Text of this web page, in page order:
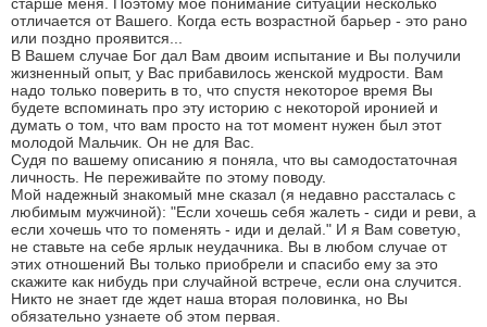
старше меня. Поэтому мое понимание ситуации несколько
отличается от Вашего. Когда есть возрастной барьер - это рано
или поздно проявится...
В Вашем случае Бог дал Вам двоим испытание и Вы получили
жизненный опыт, у Вас прибавилось женской мудрости. Вам
надо только поверить в то, что спустя некоторое время Вы
будете вспоминать про эту историю с некоторой иронией и
думать о том, что вам просто на тот момент нужен был этот
молодой Мальчик. Он не для Вас.
Судя по вашему описанию я поняла, что вы самодостаточная
личность. Не переживайте по этому поводу.
Мой надежный знакомый мне сказал (я недавно рассталась с
любимым мужчиной): "Если хочешь себя жалеть - сиди и реви, а
если хочешь что то поменять - иди и делай." И я Вам советую,
не ставьте на себе ярлык неудачника. Вы в любом случае от
этих отношений Вы только приобрели и спасибо ему за это
скажите как нибудь при случайной встрече, если она случится.
Никто не знает где ждет наша вторая половинка, но Вы
обязательно узнаете об этом первая.